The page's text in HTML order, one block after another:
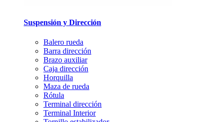
Suspensión y Dirección
Balero rueda
Barra dirección
Brazo auxiliar
Caja dirección
Horquilla
Maza de rueda
Rótula
Terminal dirección
Terminal Interior